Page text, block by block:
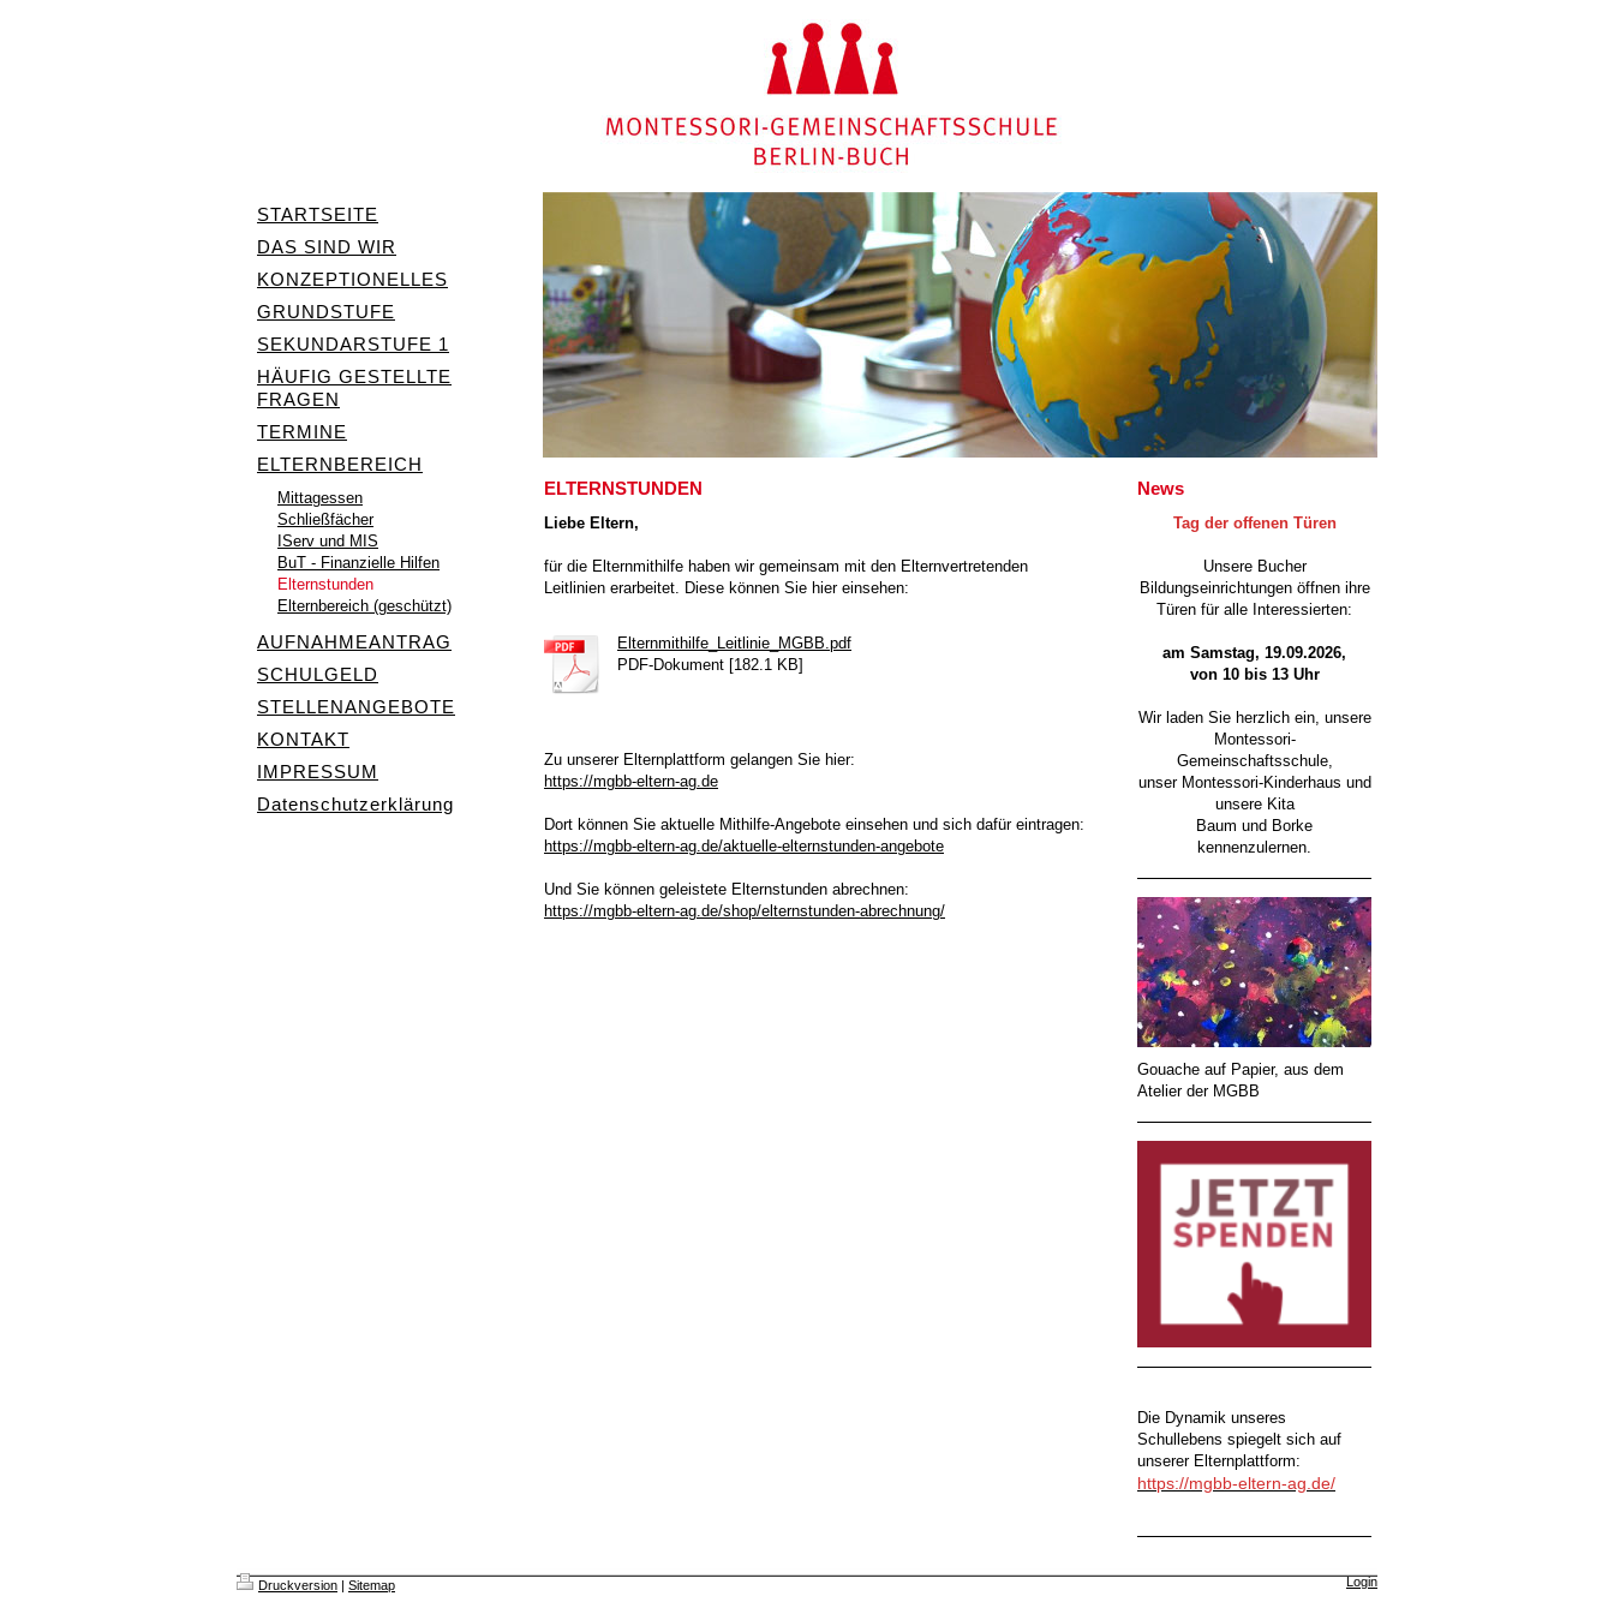
STARTSEITE
DAS SIND WIR
KONZEPTIONELLES
GRUNDSTUFE
SEKUNDARSTUFE 1
HÄUFIG GESTELLTE
FRAGEN
TERMINE
ELTERNBEREICH
Mittagessen
Schließfächer
IServ und MIS
BuT - Finanzielle Hilfen
Elternstunden
Elternbereich (geschützt)
AUFNAHMEANTRAG
SCHULGELD
STELLENANGEBOTE
KONTAKT
IMPRESSUM
Datenschutzerklärung
News
Tag der offenen Türen
Unsere Bucher
Bildungseinrichtungen öffnen ihre
Türen für alle Interessierten:
am Samstag, 19.09.2026,
von 10 bis 13 Uhr
Wir laden Sie herzlich ein, unsere
Montessori-
Gemeinschaftsschule,
unser Montessori-Kinderhaus und
unsere Kita
Baum und Borke
kennenzulernen.
Gouache auf Papier, aus dem
Atelier der MGBB
Die Dynamik unseres
Schullebens spiegelt sich auf
unserer Elternplattform:
https://mgbb-eltern-ag.de/
ELTERNSTUNDEN
Liebe Eltern,
für die Elternmithilfe haben wir gemeinsam mit den Elternvertretenden
Leitlinien erarbeitet. Diese können Sie hier einsehen:
Elternmithilfe_Leitlinie_MGBB.pdf
PDF-Dokument [182.1 KB]
Zu unserer Elternplattform gelangen Sie hier:
https://mgbb-eltern-ag.de
Dort können Sie aktuelle Mithilfe-Angebote einsehen und sich dafür eintragen:
https://mgbb-eltern-ag.de/aktuelle-elternstunden-angebote
Und Sie können geleistete Elternstunden abrechnen:
https://mgbb-eltern-ag.de/shop/elternstunden-abrechnung/
Druckversion | Sitemap Login